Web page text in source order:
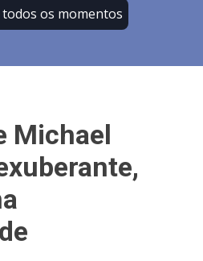
os momentos
Michael